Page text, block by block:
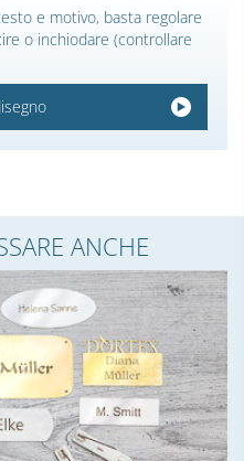
e motivo, basta regolare
o inchiodare (controllare
ANCHE